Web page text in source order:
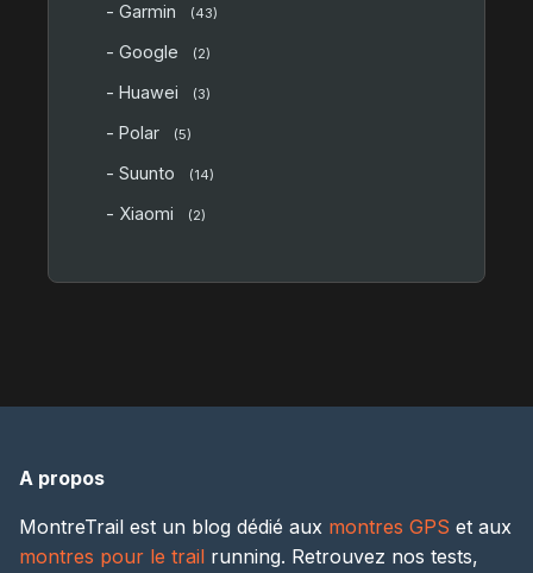
- Garmin (43)
- Google (2)
- Huawei (3)
- Polar (5)
- Suunto (14)
- Xiaomi (2)
A propos
MontreTrail est un blog dédié aux montres GPS et aux
montres pour le trail running. Retrouvez nos tests,